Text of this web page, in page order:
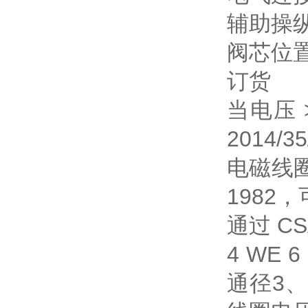
辅助操
阀芯位
订货
当电压
2014/
电磁线
1982，
通过
4 WE 6
通径3